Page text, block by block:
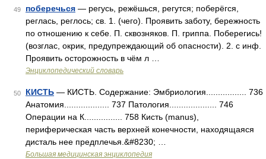
49 поберечься — регусь, режёшься, регутся; поберёгся,
реглась, реглось; св. 1. (чего). Проявить заботу, бережность
по отношению к себе. П. сквозняков. П. гриппа. Поберегись!
(возглас, окрик, предупреждающий об опасности). 2. с инф.
Проявить осторожность в чём л …
Энциклопедический словарь
50 КИСТЬ — КИСТЬ. Содержание: Эмбриология................. 736
Анатомия................... 737 Патология.................... 746
Операции на К................ 758 Кисть (manus),
периферическая часть верхней конечности, находящаяся
дисталь нее предплечья.&#8230; …
Большая медицинская энциклопедия